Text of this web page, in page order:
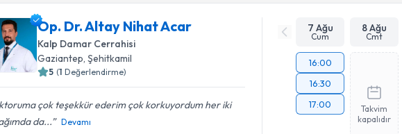
Op. Dr. Altay Nihat Acar
Kalp Damar Cerrahisi
Gaziantep , Şehitkamil
5 (1 Değerlendirme)
çok teşekkür ederim çok korkuyordum her iki
da...
Devamı
7 Ağu
Cum
8 Ağu
Cmt
16:00
16:30
17:00
Takvim
kapalıdır